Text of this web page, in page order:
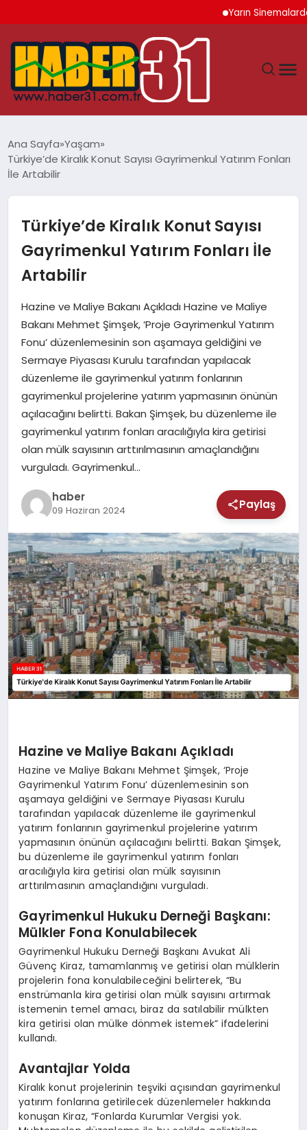
Yarın Sinemalarda
HATAY
EKONOMI
GÜNDEM
MAGAZIN
SAĞLIK
TEKNOLOJI
Ana Sayfa Yaşam
Türkiye’de Kiralık Konut Sayısı Gayrimenkul Yatırım Fonları
İle Artabilir
Türkiye’de Kiralık Konut Sayısı
Gayrimenkul Yatırım Fonları İle
Artabilir
Hazine ve Maliye Bakanı Açıkladı Hazine ve Maliye
Bakanı Mehmet Şimşek, ‘Proje Gayrimenkul Yatırım
Fonu’ düzenlemesinin son aşamaya geldiğini ve
Sermaye Piyasası Kurulu tarafından yapılacak
düzenleme ile gayrimenkul yatırım fonlarının
gayrimenkul projelerine yatırım yapmasının önünün
açılacağını belirtti. Bakan Şimşek, bu düzenleme ile
gayrimenkul yatırım fonları aracılığıyla kira getirisi
olan mülk sayısının arttırılmasının amaçlandığını
vurguladı. Gayrimenkul…
haber
09 Haziran 2024 Paylaş
Hazine ve Maliye Bakanı Açıkladı
Hazine ve Maliye Bakanı Mehmet Şimşek, ‘Proje
Gayrimenkul Yatırım Fonu’ düzenlemesinin son
aşamaya geldiğini ve Sermaye Piyasası Kurulu
tarafından yapılacak düzenleme ile gayrimenkul
yatırım fonlarının gayrimenkul projelerine yatırım
yapmasının önünün açılacağını belirtti. Bakan Şimşek,
bu düzenleme ile gayrimenkul yatırım fonları
aracılığıyla kira getirisi olan mülk sayısının
arttırılmasının amaçlandığını vurguladı.
Gayrimenkul Hukuku Derneği Başkanı:
Mülkler Fona Konulabilecek
Gayrimenkul Hukuku Derneği Başkanı Avukat Ali
Güvenç Kiraz, tamamlanmış ve getirisi olan mülklerin
projelerin fona konulabileceğini belirterek, “Bu
enstrümanla kira getirisi olan mülk sayısını artırmak
istemenin temel amacı, biraz da satılabilir mülkten
kira getirisi olan mülke dönmek istemek” ifadelerini
kullandı.
Avantajlar Yolda
Kiralık konut projelerinin teşviki açısından gayrimenkul
yatırım fonlarına getirilecek düzenlemeler hakkında
konuşan Kiraz, “Fonlarda Kurumlar Vergisi yok.